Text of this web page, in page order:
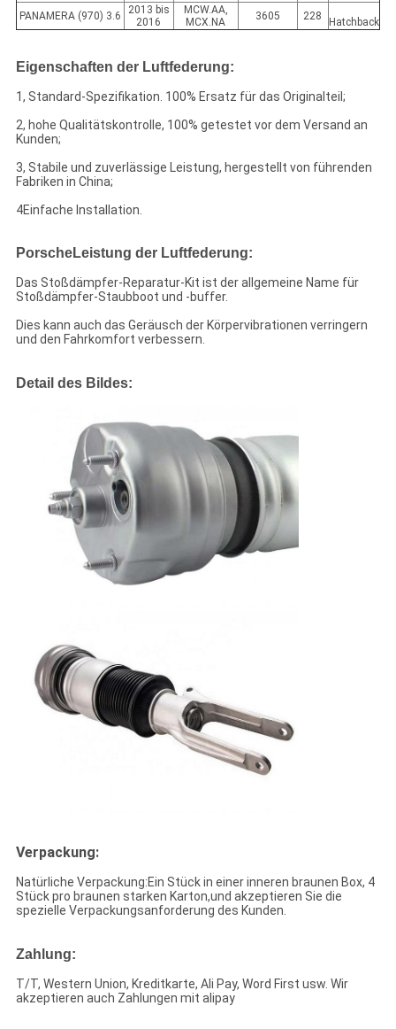
PANAMERA (970) 3.6
2013 bis
2016
MCW.AA,
MCX.NA
3605 228 Hatchback
Eigenschaften der Luftfederung:
1, Standard-Spezifikation. 100% Ersatz für das Originalteil;
2, hohe Qualitätskontrolle, 100% getestet vor dem Versand an
Kunden;
3, Stabile und zuverlässige Leistung, hergestellt von führenden
Fabriken in China;
4Einfache Installation.
PorscheLeistung der Luftfederung:
Das Stoßdämpfer-Reparatur-Kit ist der allgemeine Name für
Stoßdämpfer-Staubboot und -buffer.
Dies kann auch das Geräusch der Körpervibrationen verringern
und den Fahrkomfort verbessern.
Detail des Bildes:
Verpackung:
Natürliche Verpackung:Ein Stück in einer inneren braunen Box, 4
Stück pro braunen starken Karton,und akzeptieren Sie die
spezielle Verpackungsanforderung des Kunden.
Zahlung:
T/T, Western Union, Kreditkarte, Ali Pay, Word First usw. Wir
akzeptieren auch Zahlungen mit alipay